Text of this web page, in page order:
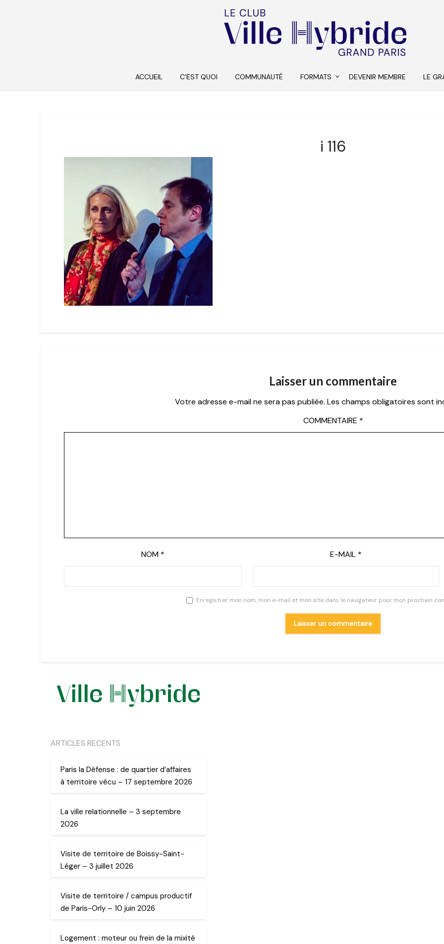
ACCUEIL C’EST QUOI COMMUNAUTÉ FORMATS DEVENIR MEMBRE LE
i 116
Laisser un commentaire
Votre adresse e-mail ne sera pas publiée. Les champs obligatoires sont
COMMENTAIRE *
NOM * E-MAIL *
Enregistrer mon nom, mon e-mail et mon site dans le navigateur pour mon prochain
ARTICLES RECENTS
Paris la Défense : de quartier d’affaires
à territoire vécu – 17 septembre 2026
La ville relationnelle – 3 septembre
2026
Visite de territoire de Boissy-Saint-
Léger – 3 juillet 2026
Visite de territoire / campus productif
de Paris-Orly – 10 juin 2026
Logement : moteur ou frein de la mixité